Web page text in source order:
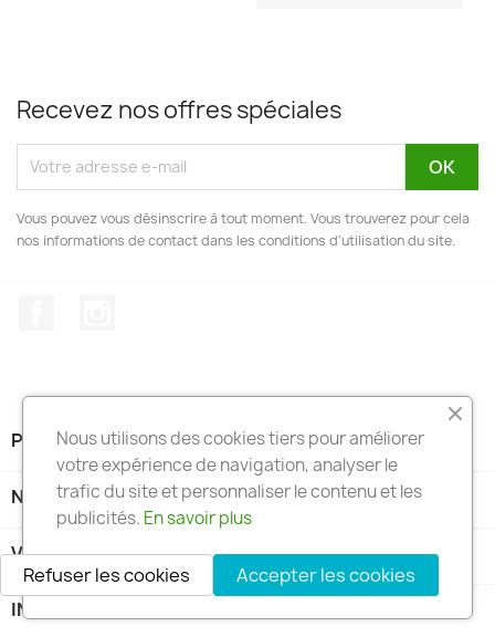
Recevez nos offres spéciales
Vous pouvez vous désinscrire à tout moment. Vous trouverez pour cela
nos informations de contact dans les conditions d'utilisation du site.
PRODUITS
NOTRE SOCIÉTÉ
VOTRE COMPTE
INFORMATIONS keyboard_arrow_down
Nous utilisons des cookies tiers pour améliorer
votre expérience de navigation, analyser le
trafic du site et personnaliser le contenu et les
publicités. En savoir plus
Accepter les cookies
Refuser les cookies